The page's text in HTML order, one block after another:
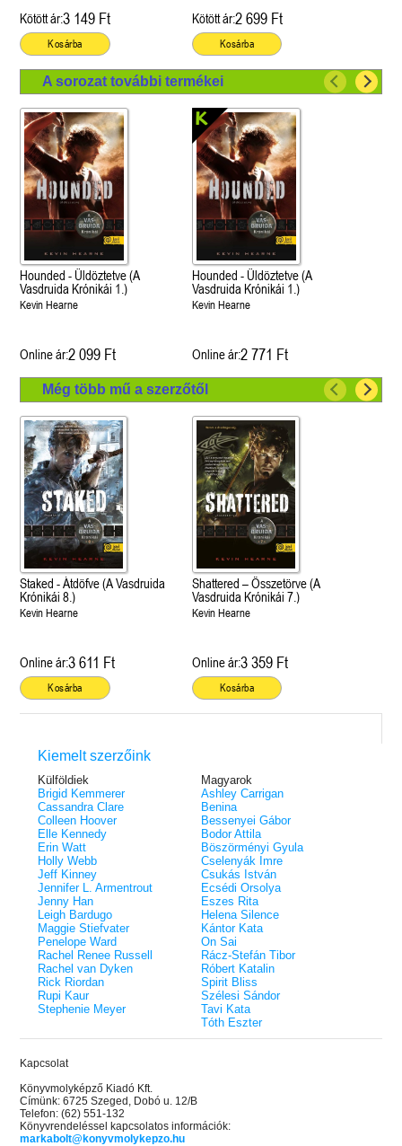
Kötött ár:3 149 Ft
Kosárba
Kötött ár:2 699 Ft
Kosárba
A sorozat további termékei
Hounded - Üldöztetve (A
Vasdruida Krónikái 1.)
Kevin Hearne
Online ár:2 099 Ft
Hounded - Üldöztetve (A
Vasdruida Krónikái 1.)
Kevin Hearne
Online ár:2 771 Ft
Még több mű a szerzőtől
Staked - Átdöfve (A Vasdruida
Krónikái 8.)
Kevin Hearne
Online ár:3 611 Ft
Kosárba
Shattered – Összetörve (A
Vasdruida Krónikái 7.)
Kevin Hearne
Online ár:3 359 Ft
Kosárba
Kiemelt szerzőink
Külföldiek
Brigid Kemmerer
Cassandra Clare
Colleen Hoover
Elle Kennedy
Erin Watt
Holly Webb
Jeff Kinney
Jennifer L. Armentrout
Jenny Han
Leigh Bardugo
Maggie Stiefvater
Penelope Ward
Rachel Renee Russell
Rachel van Dyken
Rick Riordan
Rupi Kaur
Stephenie Meyer
Magyarok
Ashley Carrigan
Benina
Bessenyei Gábor
Bodor Attila
Böszörményi Gyula
Cselenyák Imre
Csukás István
Ecsédi Orsolya
Eszes Rita
Helena Silence
Kántor Kata
On Sai
Rácz-Stefán Tibor
Róbert Katalin
Spirit Bliss
Szélesi Sándor
Tavi Kata
Tóth Eszter
Kapcsolat
Könyvmolyképző Kiadó Kft.
Címünk: 6725 Szeged, Dobó u. 12/B
Telefon: (62) 551-132
Könyvrendeléssel kapcsolatos információk:
markabolt@konyvmolykepzo.hu